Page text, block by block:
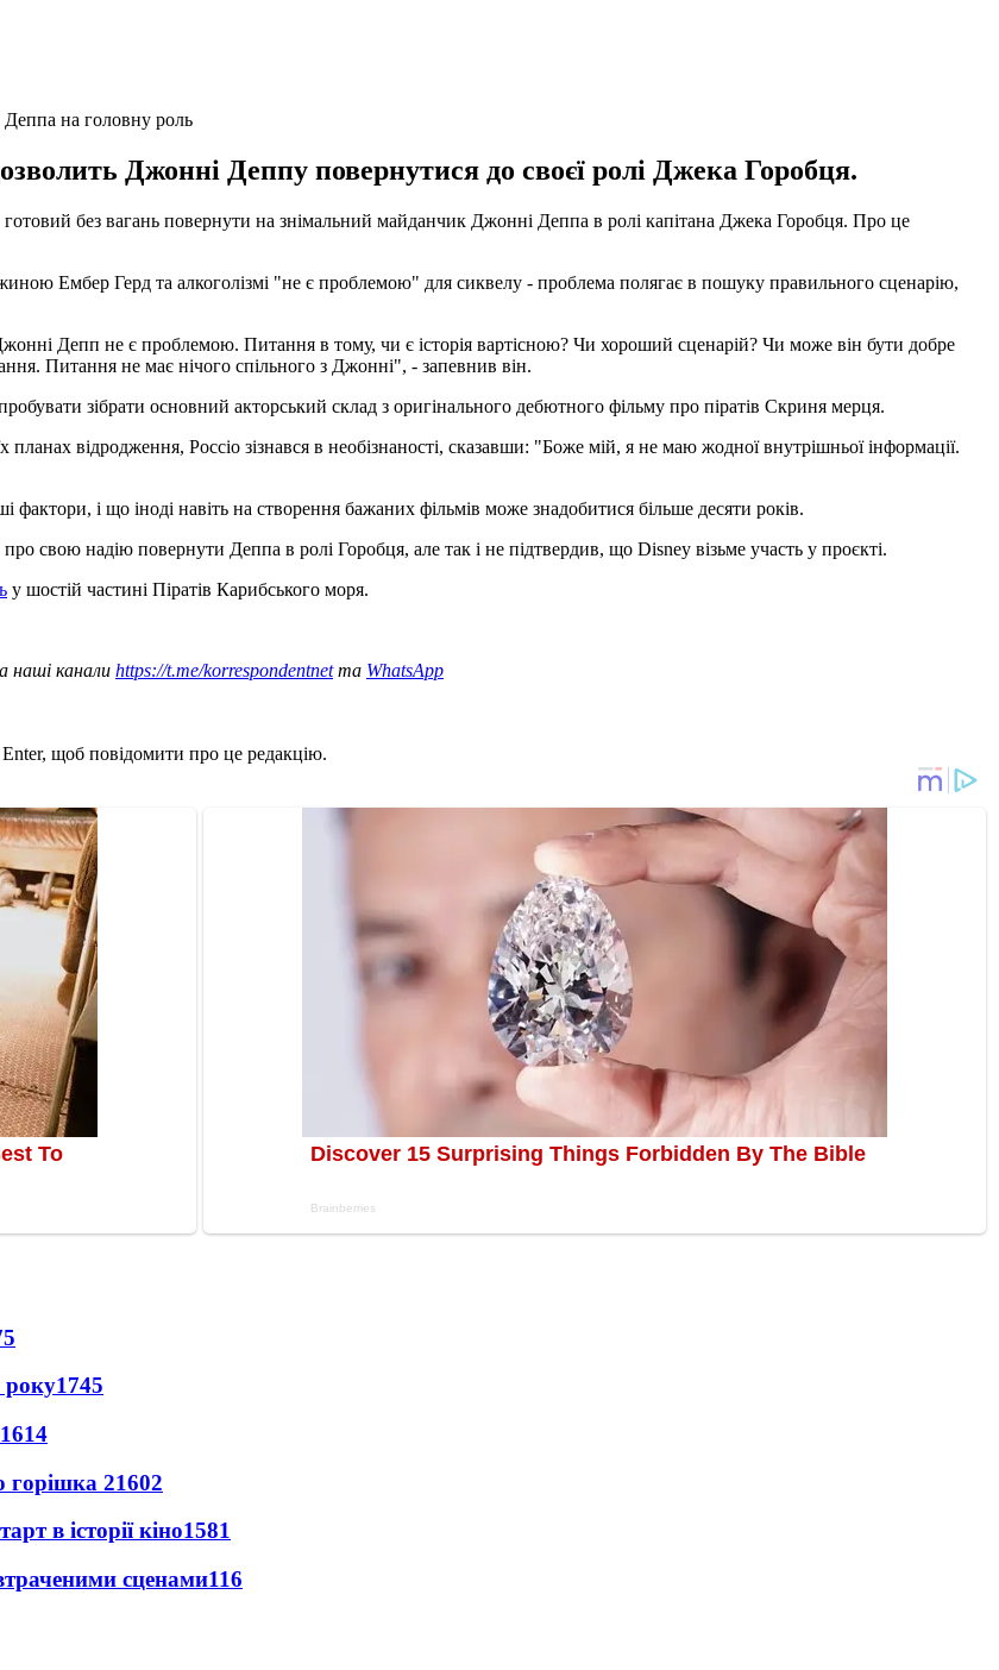
на головну роль
Джонні Деппу повернутися до своєї ролі Джека Горобця.
без вагань повернути на знімальний майданчик Джонні Деппа в ролі капітана Джека Горобця. Про це
Ембер Герд та алкоголізмі "не є проблемою" для сиквелу - проблема полягає в пошуку правильного сценарію,
Депп не є проблемою. Питання в тому, чи є історія вартісною? Чи хороший сценарій? Чи може він бути добре
Питання не має нічого спільного з Джонні", - запевнив він.
зібрати основний акторський склад з оригінального дебютного фільму про піратів Скриня мерця.
відродження, Россіо зізнався в необізнаності, сказавши: "Боже мій, я не маю жодної внутрішньої інформації.
і що іноді навіть на створення бажаних фільмів може знадобитися більше десяти років.
надію повернути Деппа в ролі Горобця, але так і не підтвердив, що Disney візьме участь у проєкті.
у шостій частині Піратів Карибського моря.
наші канали https://t.me/korrespondentnetта WhatsApp
щоб повідомити про це редакцію.
року1745
1614
горішка 21602
в історії кіно1581
сценами116